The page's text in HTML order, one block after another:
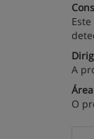
A
O